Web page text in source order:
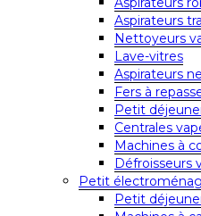
Aspirateurs
Nettoyeurs
Lave-vitres
Aspirateurs
Fers à
Petit
Centrales
Machines à
Défroisseurs
Petit
Petit